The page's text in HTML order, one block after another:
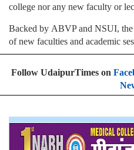
college nor any new faculty or
Backed by ABVP and NSUI, the
of new faculties and academic
Follow UdaipurTimes on